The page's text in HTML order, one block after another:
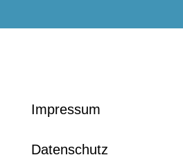
Impressum
Datenschutz